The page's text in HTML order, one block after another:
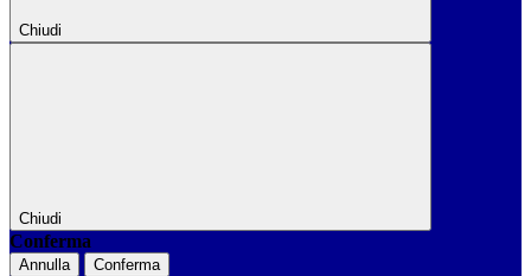
Chiudi
Chiudi
Conferma
Annulla Conferma